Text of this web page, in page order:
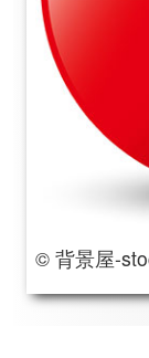
© 背景屋-